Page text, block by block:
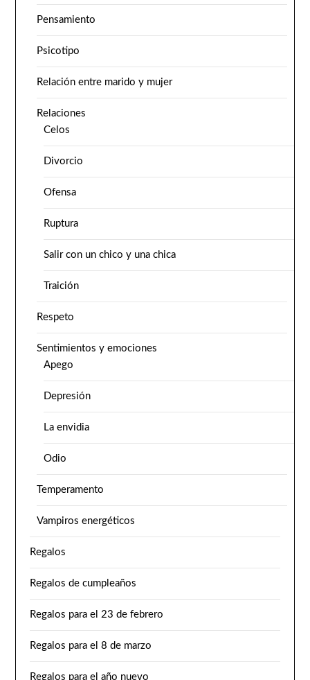
Pensamiento
Psicotipo
Relación entre marido y mujer
Relaciones
Celos
Divorcio
Ofensa
Ruptura
Salir con un chico y una chica
Traición
Respeto
Sentimientos y emociones
Apego
Depresión
La envidia
Odio
Temperamento
Vampiros energéticos
Regalos
Regalos de cumpleaños
Regalos para el 23 de febrero
Regalos para el 8 de marzo
Regalos para el año nuevo